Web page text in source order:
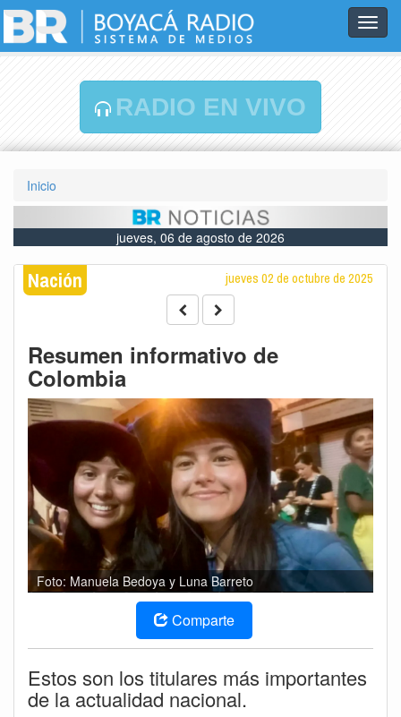
RADIO EN VIVO
Inicio
jueves, 06 de agosto de 2026
Nación jueves 02 de octubre de 2025
Resumen informativo de
Colombia
Foto: Manuela Bedoya y Luna Barreto
Comparte
Estos son los titulares más importantes
de la actualidad nacional.